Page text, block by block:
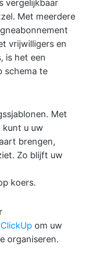
vergelijkbaar
Met meerdere
vrijwilligers en
is het een
schema te
Met
kunt u uw
brengen,
Zo blijft uw
koers.
ClickUp om uw
organiseren.